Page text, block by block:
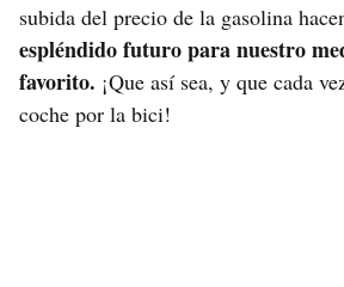
subida del precio de la gasolina
espléndido futuro para nuestro
favorito. ¡Que así sea, y que cada
coche por la bici!